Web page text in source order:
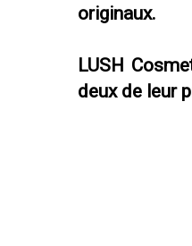
originaux.
LUSH
deux de leur